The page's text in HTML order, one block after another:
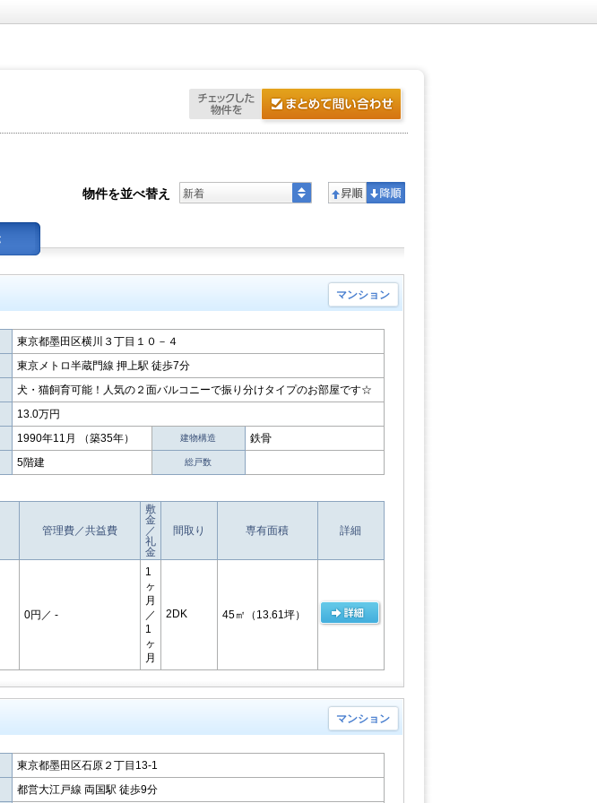
物件を並べ替え 新着
マンション
東京都墨田区横川３丁目１０－４
東京メトロ半蔵門線 押上駅 徒歩7分
犬・猫飼育可能！人気の２面バルコニーで振り分けタイプのお部屋です☆
13.0万円
1990年11月 （築35年） 建物構造 鉄骨
5階建 総戸数
管理費／共益費
敷
金
／
礼
金
間取り 専有面積 詳細
0円 ／ -
1
ヶ
月
／
1
ヶ
月
2DK 45㎡ （13.61坪）
マンション
東京都墨田区石原２丁目13-1
都営大江戸線 両国駅 徒歩9分